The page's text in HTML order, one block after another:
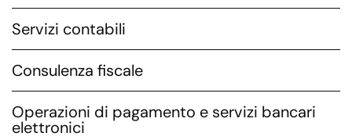
Servizi contabili
Consulenza fiscale
Operazioni di pagamento e servizi bancari
elettronici